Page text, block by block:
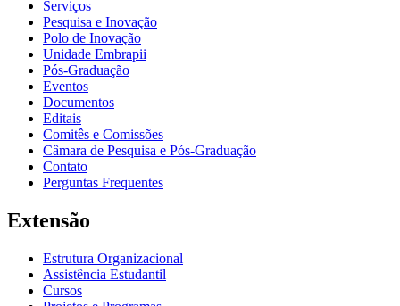
Serviços
Pesquisa e Inovação
Polo de Inovação
Unidade Embrapii
Pós-Graduação
Eventos
Documentos
Editais
Comitês e Comissões
Câmara de Pesquisa e Pós-Graduação
Contato
Perguntas Frequentes
Extensão
Estrutura Organizacional
Assistência Estudantil
Cursos